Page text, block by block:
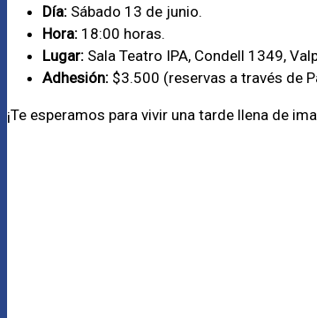
Día: Sábado 13 de junio.
Hora: 18:00 horas.
Lugar: Sala Teatro IPA, Condell 1349,
Adhesión: $3.500 (reservas a través de
¡Te esperamos para vivir una tarde llena de